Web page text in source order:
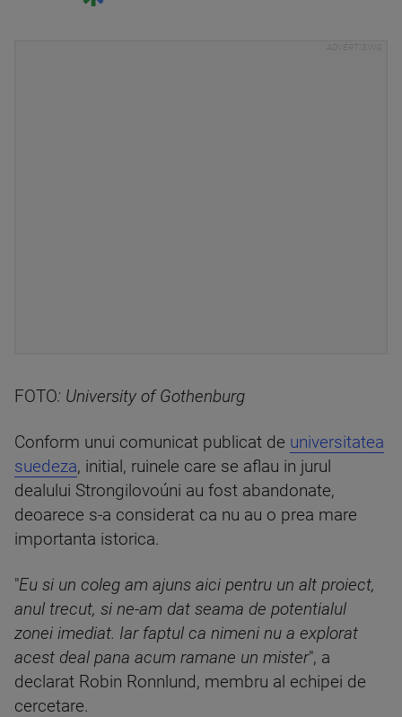
FOTO: University of Gothenburg
Conform unui comunicat publicat de universitatea
suedeza, initial, ruinele care se aflau in jurul
dealului Strongilovoúni au fost abandonate,
deoarece s-a considerat ca nu au o prea mare
importanta istorica.
"Eu si un coleg am ajuns aici pentru un alt proiect,
anul trecut, si ne-am dat seama de potentialul
zonei imediat. Iar faptul ca nimeni nu a explorat
acest deal pana acum ramane un mister", a
declarat Robin Ronnlund, membru al echipei de
cercetare.